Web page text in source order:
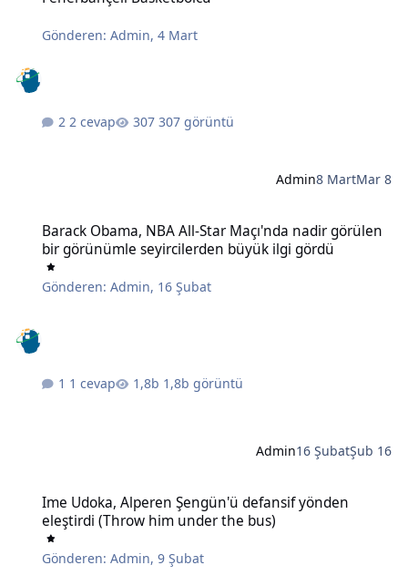
Gönderen:Admin,4 Mart
2 cevap 307 görüntü
Admin8 MartMar 8
Barack Obama, NBA All-Star Maçı'nda nadir görülen
bir görünümle seyircilerden büyük ilgi gördü
Gönderen:Admin, 16 Şubat
1 cevap 1,8b görüntü
Admin16 ŞubatŞub 16
Ime Udoka, Alperen Şengün'ü defansif yönden
eleştirdi (Throw him under the bus)
Gönderen:Admin,9 Şubat